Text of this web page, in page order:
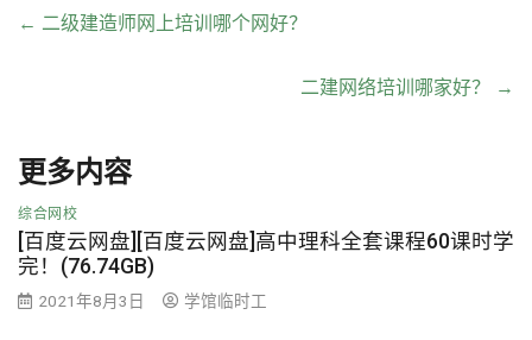
← 二级建造师网上培训哪个网好？
二建网络培训哪家好？ →
更多内容
综合网校
[百度云网盘][百度云网盘]高中理科全套课程60课时学
完！(76.74GB)
2021年8月3日 学馆临时工